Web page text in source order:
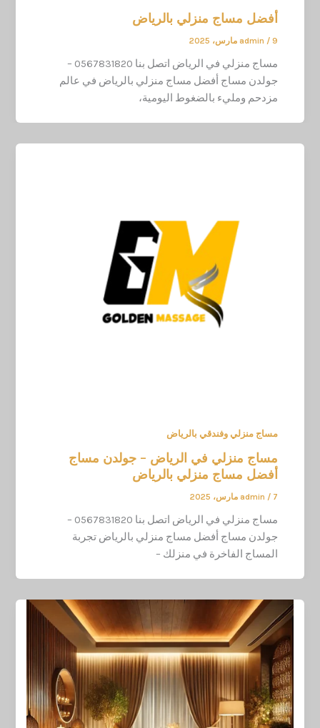
أفضل مساج منزلي بالرياض
admin / 9 مارس، 2025
مساج منزلي في الرياض اتصل بنا 0567831820 –
جولدن مساج أفضل مساج منزلي بالرياض في عالم
مزدحم ومليء بالضغوط اليومية،
مساج منزلي وفندقي بالرياض
مساج منزلي في الرياض – جولدن مساج
أفضل مساج منزلي بالرياض
admin / 7 مارس، 2025
مساج منزلي في الرياض اتصل بنا 0567831820 –
جولدن مساج أفضل مساج منزلي بالرياض تجربة
المساج الفاخرة في منزلك –